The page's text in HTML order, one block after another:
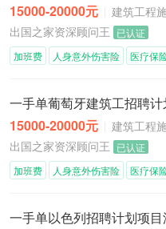
15000-20000元 建筑工程
出国之家资深顾问王 已认证
加班费 人身意外伤害险 医疗保
一手单葡萄牙建筑工招聘计
15000-20000元 建筑工程
出国之家资深顾问王 已认证
加班费 人身意外伤害险 医疗保
一手单以色列招聘计划项目